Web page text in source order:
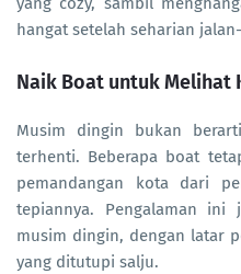
hangat setelah seharian
Naik Boat untuk Melihat
Musim dingin bukan
terhenti. Beberapa boat
pemandangan kota dari
tepiannya. Pengalaman ini
musim dingin, dengan latar
yang ditutupi salju.